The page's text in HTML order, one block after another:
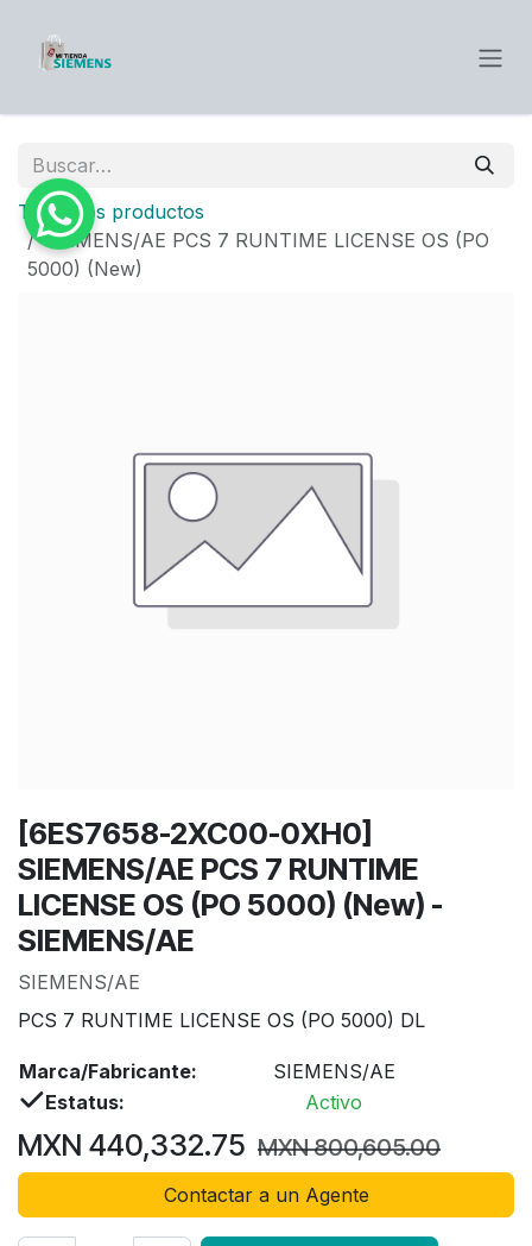
Todos los productos
SIEMENS/AE PCS 7 RUNTIME LICENSE OS (PO
5000) (New)
[6ES7658-2XC00-0XH0]
SIEMENS/AE PCS 7 RUNTIME
LICENSE OS (PO 5000) (New) -
SIEMENS/AE
SIEMENS/AE
PCS 7 RUNTIME LICENSE OS (PO 5000) DL
Marca/Fabricante:
SIEMENS/AE
Estatus:
Activo
MXN 440,332.75 MXN800,605.00
Contactar a un Agente